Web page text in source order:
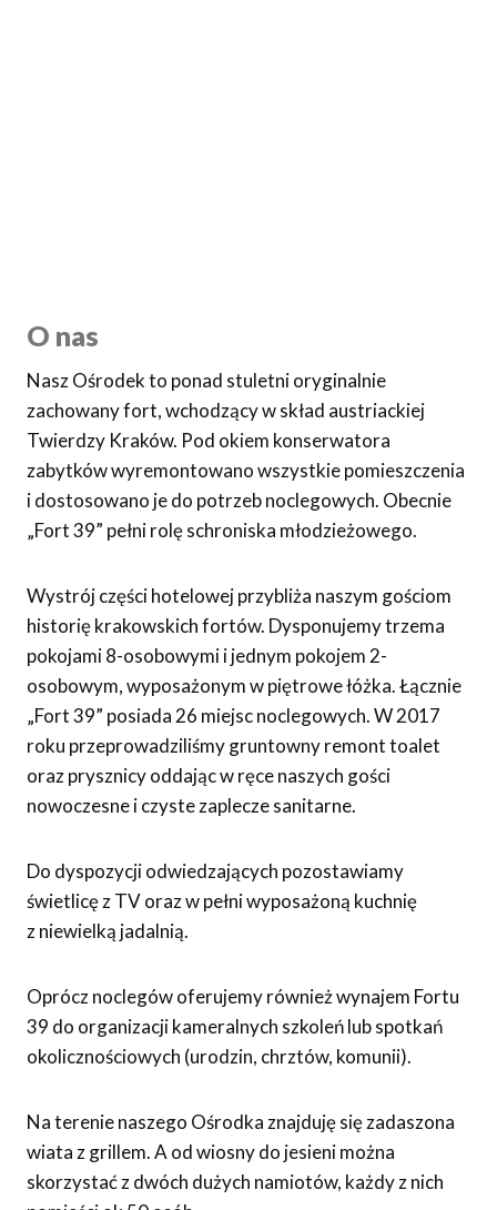
O nas
Nasz Ośrodek to ponad stuletni oryginalnie
zachowany fort, wchodzący w skład austriackiej
Twierdzy Kraków. Pod okiem konserwatora
zabytków wyremontowano wszystkie pomieszczenia
i dostosowano je do potrzeb noclegowych. Obecnie
„Fort 39” pełni rolę schroniska młodzieżowego.
Wystrój części hotelowej przybliża naszym gościom
historię krakowskich fortów. Dysponujemy trzema
pokojami 8-osobowymi i jednym pokojem 2-
osobowym, wyposażonym w piętrowe łóżka. Łącznie
„Fort 39” posiada 26 miejsc noclegowych. W 2017
roku przeprowadziliśmy gruntowny remont toalet
oraz prysznicy oddając w ręce naszych gości
nowoczesne i czyste zaplecze sanitarne.
Do dyspozycji odwiedzających pozostawiamy
świetlicę z TV oraz w pełni wyposażoną kuchnię
z niewielką jadalnią.
Oprócz noclegów oferujemy również wynajem Fortu
39 do organizacji kameralnych szkoleń lub spotkań
okolicznościowych (urodzin, chrztów, komunii).
Na terenie naszego Ośrodka znajduję się zadaszona
wiata z grillem. A od wiosny do jesieni można
skorzystać z dwóch dużych namiotów, każdy z nich